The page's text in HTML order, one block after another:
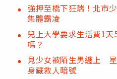
強押至橋下狂踹！北市
集體霸凌
兒上大學要求生活費1
嗎？
見少女被陌生男纏上
身藏救人暗號